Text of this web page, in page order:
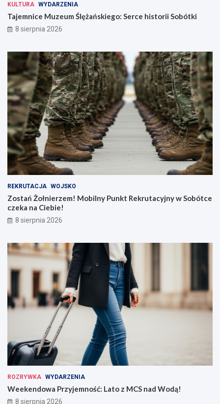
KULTURA WYDARZENIA
Tajemnice Muzeum Ślężańskiego: Serce historii Sobótki
8 sierpnia 2026
REKRUTACJA WOJSKO
Zostań Żołnierzem! Mobilny Punkt Rekrutacyjny w Sobótce
czeka na Ciebie!
8 sierpnia 2026
ROZRYWKA WYDARZENIA
Weekendowa Przyjemność: Lato z MCS nad Wodą!
8 sierpnia 2026